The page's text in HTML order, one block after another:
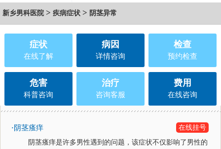
新乡男科医院 > 疾病症状 > 阴茎异常
症状
在线了解
病因
详情咨询
检查
预约检查
危害
科普咨询
治疗
咨询客服
费用
在线咨询
· 阴茎瘙痒
在线挂号
阴茎瘙痒是许多男性遇到的问题，该症状不仅影响了男性的